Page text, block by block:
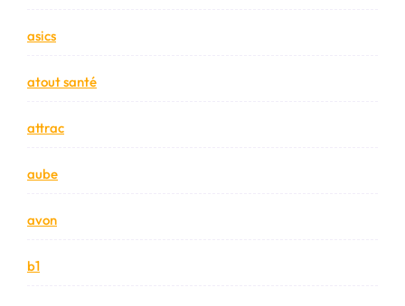
asics
atout santé
attrac
aube
avon
b1